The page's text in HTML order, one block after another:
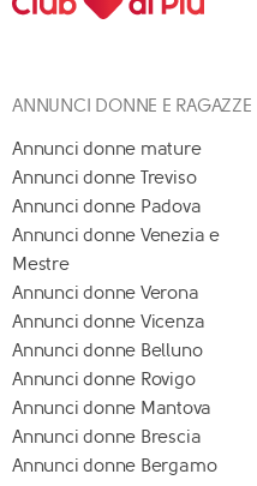
ANNUNCI DONNE E RAGAZZE
Annunci donne mature
Annunci donne Treviso
Annunci donne Padova
Annunci donne Venezia e
Mestre
Annunci donne Verona
Annunci donne Vicenza
Annunci donne Belluno
Annunci donne Rovigo
Annunci donne Mantova
Annunci donne Brescia
Annunci donne Bergamo